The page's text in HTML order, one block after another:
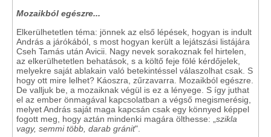
Mozaikból egészre...
Elkerülhetetlen téma: jönnek az első lépések, hogyan is indult
András a járókából, s most hogyan került a lejátszási listájára
Cseh Tamás után Avicii. Nagy nevek sorakoznak fel hirtelen,
az elkerülhetetlen behatások, s a költő feje fölé kérdőjelek,
melyekre saját ablakain való betekintéssel válaszolhat csak. S
hogy ott mire lelhet? Káoszra, zűrzavarra. Mozaikból egészre.
De valljuk be, a mozaiknak végül is ez a lényege. S így juthat
el az ember önmagával kapcsolatban a végső megismerésig,
melyet András saját maga kapcsán csak egy könnyed képpel
fogott meg, hogy aztán mindenki magára ölthesse: „ szikla
vagy, semmi több, darab gránit".